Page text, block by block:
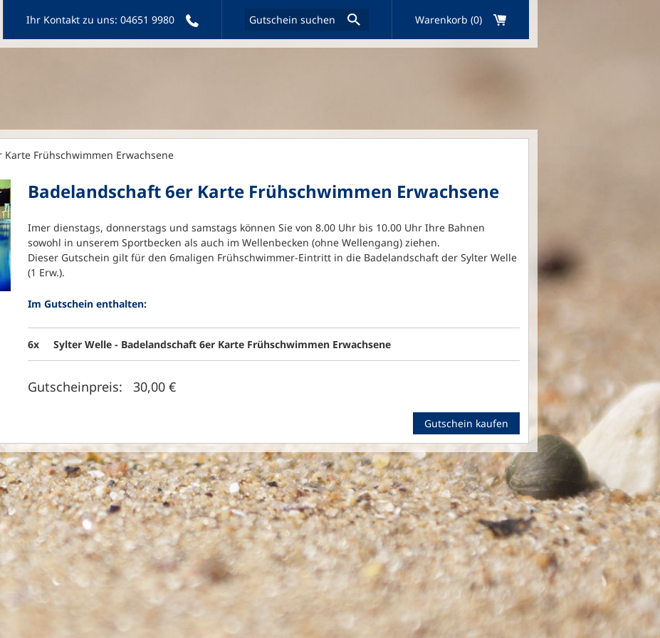
Ihr Kontakt zu uns: 04651 9980 Warenkorb (0)
Frühschwimmen Erwachsene
Badelandschaft 6er Karte Frühschwimmen Erwachsene
Imer dienstags, donnerstags und samstags können Sie von 8.00 Uhr bis 10.00 Uhr Ihre Bahnen
sowohl in unserem Sportbecken als auch im Wellenbecken (ohne Wellengang) ziehen.
Dieser Gutschein gilt für den 6maligen Frühschwimmer-Eintritt in die Badelandschaft der Sylter Welle
(1 Erw.).
Im Gutschein enthalten:
6x Sylter Welle - Badelandschaft 6er Karte Frühschwimmen Erwachsene
Gutscheinpreis: 30,00 €
Gutschein kaufen